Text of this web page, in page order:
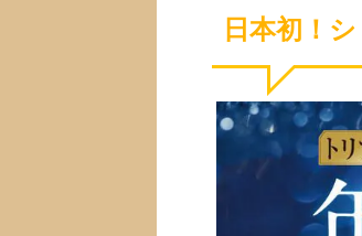
日本初！